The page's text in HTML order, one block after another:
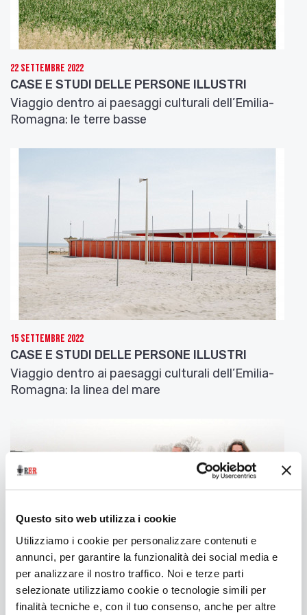
Questo sito web utilizza i cookie
Utilizziamo i cookie per personalizzare contenuti e
annunci, per garantire la funzionalità dei social media e
per analizzare il nostro traffico. Noi e terze parti
selezionate utilizziamo cookie o tecnologie simili per
finalità tecniche e, con il tuo consenso, anche per altre
quando la storia si è configurata in questo modo,
come in8½, i dubbi sul protagonista sono stati
presenti fino all’ultimo. In realtà io pensavo che
una carta d’identità precisa non servisse, perché in
fondo volevo fare la storia di un uomo quale che
possa essere la sua professione, la storia di
un’anima in crisi».[2]
Se è vero che Fellini cominciò a pensare a
ed è una lettera al suo collaboratore (e futuro
regista in proprio) Brunello Rondi.[3] Il testo di
questa lettera presenta numerose consonanze
con il soggetto del film, consegnato alla Direzione
generale Spettacolo del Ministero del turismo e
dello spettacolo, un testo dattiloscritto di quattro
pagine intitolato Film: Fellini n° 8 (Titolo
provvisorio).
Un uomo, un affermato studioso o uno scrittore,
«è incastrato in situazioni che a volte sente
pesantissime, ma che non riesce a sciogliere. Ha
moglie. Ha una amante. Tiene in piedi un’infinità di
rapporti nei quali si dibatte come una mosca in una
ragnatela ma probabilmente senza questi legami
disponibilità totale del suo modo di essere a lungo
andare gli si è dimostrata come una specie di
pauroso delirio senza senso e senza scopo. A che
pro tentare di mettere ordine? Il vero senso di
la sua vitalità possibile, in questa specie di
fantastico balletto cercando soltanto d’intuirne il
ritmo?».
[…]
I due finali
22 Settembre 2022
CASE E STUDI DELLE PERSONE ILLUSTRI
Viaggio dentro ai paesaggi culturali dell’Emilia-
Romagna: le terre basse
15 Settembre 2022
CASE E STUDI DELLE PERSONE ILLUSTRI
Viaggio dentro ai paesaggi culturali dell’Emilia-
Romagna: la linea del mare
10 Marzo 2022